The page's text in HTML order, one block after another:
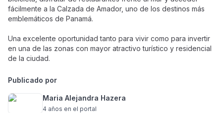
fácilmente a la Calzada de Amador, uno de los destinos más
emblemáticos de Panamá.
Una excelente oportunidad tanto para vivir como para invertir
en una de las zonas con mayor atractivo turístico y residencial
de la ciudad.
Publicado por
Maria Alejandra Hazera
4 años en el portal